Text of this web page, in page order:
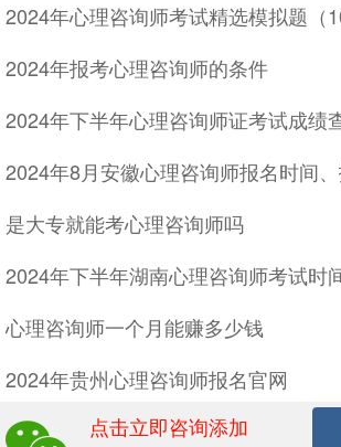
2024年心理咨询师考试精选模拟题（
2024年报考心理咨询师的条件
是大专就能考心理咨询师吗
2024年下半年湖南心理咨询师考试时
心理咨询师一个月能赚多少钱
2024年贵州心理咨询师报名官网
心理咨询师 要看什么书
点击立即咨询添加